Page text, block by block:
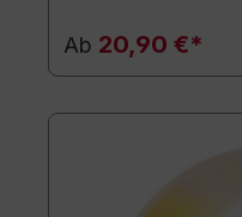
Ab 20,90 €*